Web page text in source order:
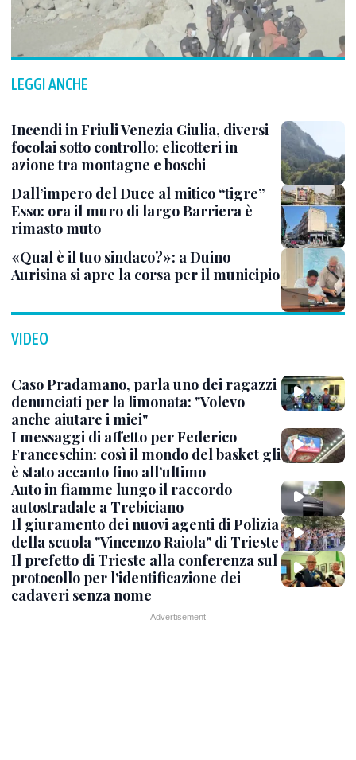
LEGGI ANCHE
Incendi in Friuli Venezia Giulia, diversi
focolai sotto controllo: elicotteri in
azione tra montagne e boschi
Dall’impero del Duce al mitico “tigre”
Esso: ora il muro di largo Barriera è
rimasto muto
«Qual è il tuo sindaco?»: a Duino
Aurisina si apre la corsa per il municipio
VIDEO
Caso Pradamano, parla uno dei ragazzi
denunciati per la limonata: "Volevo
anche aiutare i miei"
I messaggi di affetto per Federico
Franceschin: così il mondo del basket gli
è stato accanto fino all’ultimo
Auto in fiamme lungo il raccordo
autostradale a Trebiciano
Il giuramento dei nuovi agenti di Polizia
della scuola "Vincenzo Raiola" di Trieste
Il prefetto di Trieste alla conferenza sul
protocollo per l'identificazione dei
cadaveri senza nome